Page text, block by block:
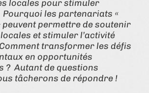
locales pour stimuler
les partenariats «
peuvent permettre de soutenir
et stimuler l’activité
Comment transformer les défis
en opportunités
? Autant de questions
tâcherons de répondre !